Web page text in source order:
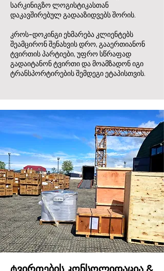
სარკინიგზო ლოგისტიკასთან
დაკავშირებულ გადააზიდვებს შორის.
კროს-დოკინგი ეხმარება კლიენტებს
შეამცირონ შენახვის დრო, გააერთიანონ
ტვირთის პარტიები, უფრო სწრაფად
გადაიტანონ ტვირთი და მოამზადონ იგი
ტრანსპორტირების შემდეგი ეტაპისთვის.